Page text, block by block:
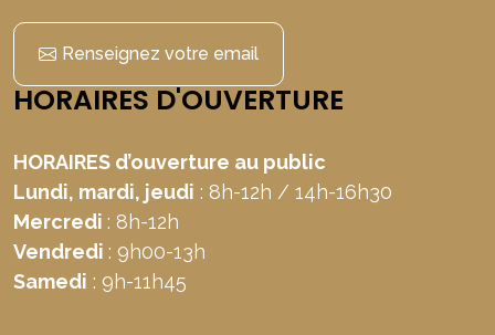
Renseignez votre email
HORAIRES D'OUVERTURE
HORAIRES d’ouverture au public
Lundi, mardi, jeudi : 8h-12h / 14h-16h30
Mercredi : 8h-12h
Vendredi : 9h00-13h
Samedi : 9h-11h45